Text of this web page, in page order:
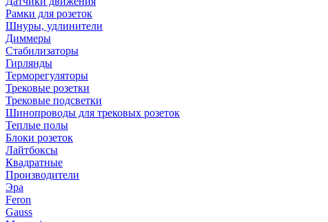
Рамки для розеток
Шнуры, удлинители
Диммеры
Стабилизаторы
Гирлянды
Терморегуляторы
Трековые розетки
Трековые подсветки
Шинопроводы для трековых розеток
Теплые полы
Блоки розеток
Лайтбоксы
Квадратные
Производители
Эра
Feron
Gauss